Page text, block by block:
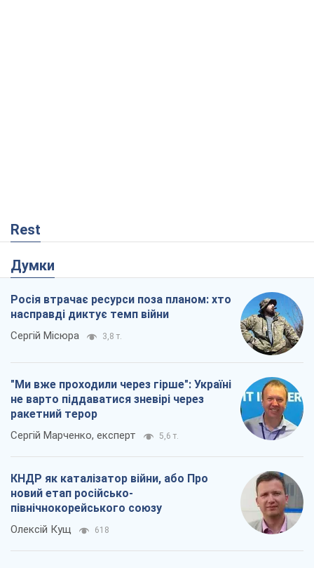
Rest
Думки
Росія втрачає ресурси поза планом: хто
насправді диктує темп війни
Сергій Місюра 3,8 т.
"Ми вже проходили через гірше": Україні
не варто піддаватися зневірі через
ракетний терор
Сергій Марченко, експерт 5,6 т.
КНДР як каталізатор війни, або Про
новий етап російсько-
північнокорейського союзу
Олексій Кущ 618